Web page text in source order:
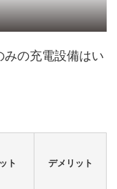
の充電設備はい
ト デメリット